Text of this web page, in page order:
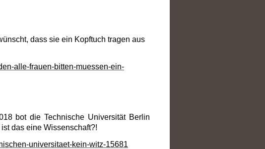
dass sie ein Kopftuch tragen aus
alle-frauen-bitten-muessen-ein-
bot die Technische Universität Berlin
das eine Wissenschaft?!
universitaet-kein-witz-15681